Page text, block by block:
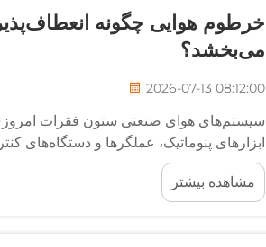
خرطوم هوایی چگونه
می‌بخشد؟
2026-07-13 08:12:00
سیستم‌های هوای صنعتی ستون فقرات
ابزارهای پنوماتیک، عملگرها و دستگاه‌های
سیستم‌های هوایی مستقیماً بر کارایی،
مشاهده بیشتر